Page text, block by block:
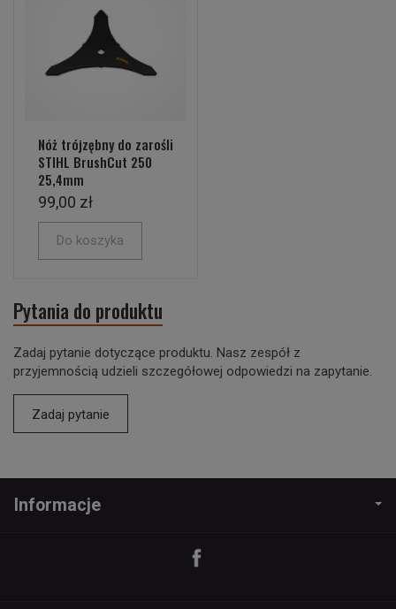
Nóż trójzębny do zarośli
STIHL BrushCut 250
25,4mm
99,00 zł
Do koszyka
Pytania do produktu
Zadaj pytanie dotyczące produktu. Nasz zespół z
przyjemnością udzieli szczegółowej odpowiedzi na zapytanie.
Zadaj pytanie
Informacje